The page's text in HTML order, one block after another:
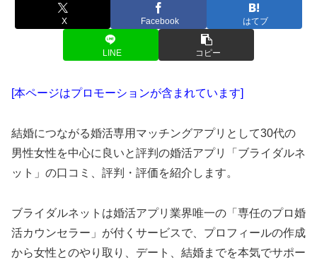
X Facebook はてブ
LINE コピー
[本ページはプロモーションが含まれています]
結婚につながる婚活専用マッチングアプリとして30代の
男性女性を中心に良いと評判の婚活アプリ「ブライダルネ
ット」の口コミ、評判・評価を紹介します。
ブライダルネットは婚活アプリ業界唯一の「専任のプロ婚
活カウンセラー」が付くサービスで、プロフィールの作成
から女性とのやり取り、デート、結婚までを本気でサポー